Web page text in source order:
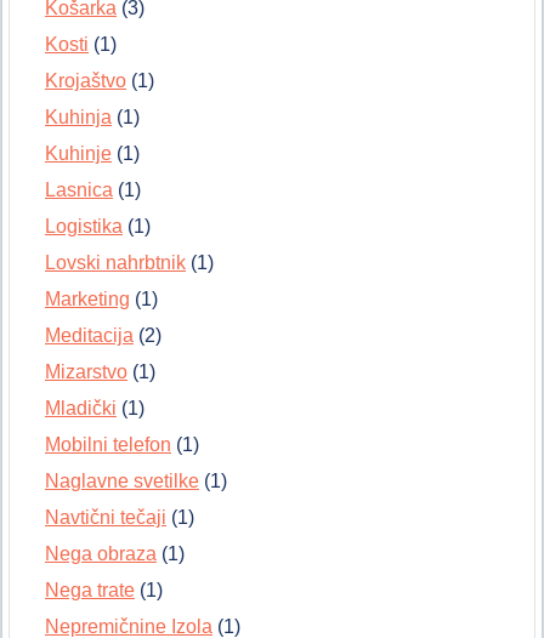
Košarka (3)
Kosti (1)
Krojaštvo (1)
Kuhinja (1)
Kuhinje (1)
Lasnica (1)
Logistika (1)
Lovski nahrbtnik (1)
Marketing (1)
Meditacija (2)
Mizarstvo (1)
Mladički (1)
Mobilni telefon (1)
Naglavne svetilke (1)
Navtični tečaji (1)
Nega obraza (1)
Nega trate (1)
Nepremičnine Izola (1)